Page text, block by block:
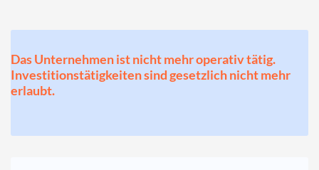
Das Unternehmen ist nicht mehr operativ tätig.
Investitionstätigkeiten sind gesetzlich nicht mehr
erlaubt.